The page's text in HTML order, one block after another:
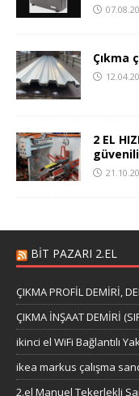
Çıkma
2 EL
BIT PAZARI 2.EL
ÇIKMA PROFİL DEMİRİ,
ÇIKMA İNŞAAT DEMİRİ
ikinci el WiFi Bağlantılı
ikea markus çalışma
2.el Manuel Tekerlekli